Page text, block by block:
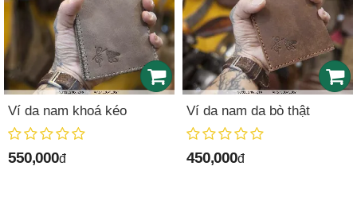
Ví da nam khoá kéo
550,000đ
Ví da nam da bò thật
450,000đ